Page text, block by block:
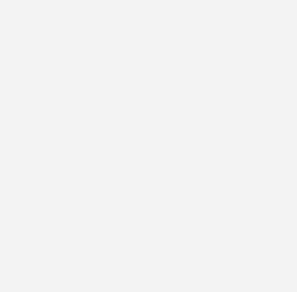
illegalen
Institutionen der Europäischen Union
sowie führende Vertreter der Industrie